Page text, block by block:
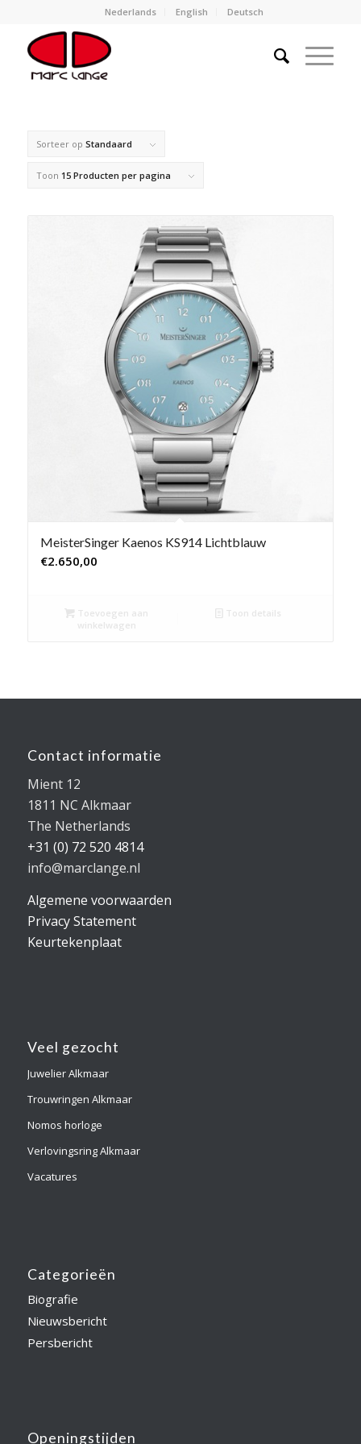
Nederlands English Deutsch
Sorteer op Standaard
Toon 15 Producten per pagina
MeisterSinger Kaenos KS914 Lichtblauw
€2.650,00
Toevoegen aan
winkelwagen
Toon details
Contact informatie
Mient 12
1811 NC Alkmaar
The Netherlands
+31 (0) 72 520 4814
info@marclange.nl
Algemene voorwaarden
Privacy Statement
Keurtekenplaat
Veel gezocht
Juwelier Alkmaar
Trouwringen Alkmaar
Nomos horloge
Verlovingsring Alkmaar
Vacatures
Categorieën
Biografie
Nieuwsbericht
Persbericht
Openingstijden